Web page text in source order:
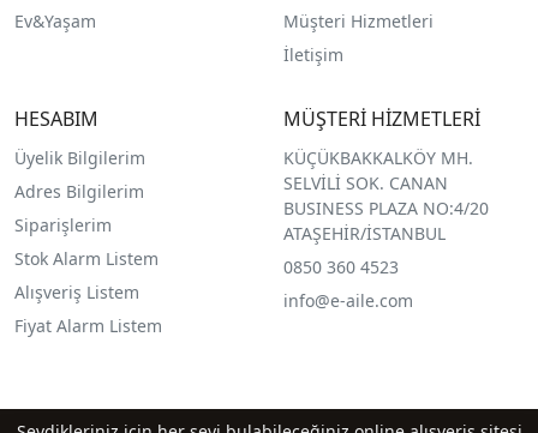
Ev&Yaşam
Müşteri Hizmetleri
İletişim
HESABIM
Üyelik Bilgilerim
Adres Bilgilerim
Siparişlerim
Stok Alarm Listem
Alışveriş Listem
Fiyat Alarm Listem
MÜŞTERİ HİZMETLERİ
KÜÇÜKBAKKALKÖY MH.
SELVİLİ SOK. CANAN
BUSINESS PLAZA NO:4/20
ATAŞEHİR/İSTANBUL
0850 360 4523
info@e-aile.com